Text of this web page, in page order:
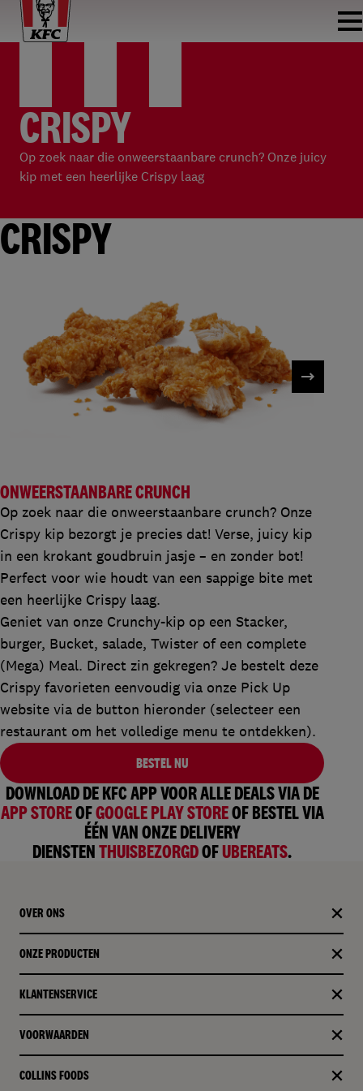
CRISPY
Op zoek naar die onweerstaanbare crunch? Onze juicy
kip met een heerlijke Crispy laag
CRISPY
ONWEERSTAANBARE CRUNCH
Op zoek naar die onweerstaanbare crunch? Onze
Crispy kip bezorgt je precies dat! Verse, juicy kip
in een krokant goudbruin jasje – en zonder bot!
Perfect voor wie houdt van een sappige bite met
een heerlijke Crispy laag.
Geniet van onze Crunchy-kip op een Stacker,
burger, Bucket, salade, Twister of een complete
(Mega) Meal. Direct zin gekregen? Je bestelt deze
Crispy favorieten eenvoudig via onze Pick Up
website via de button hieronder (selecteer een
restaurant om het volledige menu te ontdekken).
BESTEL NU
DOWNLOAD DE KFC APP VOOR ALLE DEALS VIA DE
APP STOREOFGOOGLE PLAY STOREOF BESTEL VIA
ÉÉN VAN ONZE DELIVERY
DIENSTENTHUISBEZORGDOFUBEREATS.
OVER ONS
ONZE PRODUCTEN​
KLANTENSERVICE
VOORWAARDEN
COLLINS FOODS